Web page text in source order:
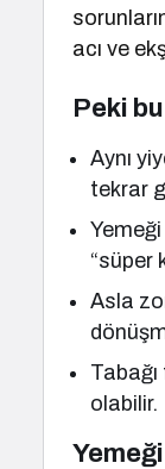
acı ve
Peki
Aynı
tekrar
“süper
Asla
olabilir.